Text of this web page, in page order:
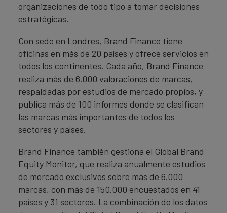
organizaciones de todo tipo a tomar decisiones
estratégicas.
Con sede en Londres, Brand Finance tiene
oficinas en más de 20 países y ofrece servicios en
todos los continentes. Cada año, Brand Finance
realiza más de 6.000 valoraciones de marcas,
respaldadas por estudios de mercado propios, y
publica más de 100 informes donde se clasifican
las marcas más importantes de todos los
sectores y países.
Brand Finance también gestiona el Global Brand
Equity Monitor, que realiza anualmente estudios
de mercado exclusivos sobre más de 6.000
marcas, con más de 150.000 encuestados en 41
países y 31 sectores. La combinación de los datos